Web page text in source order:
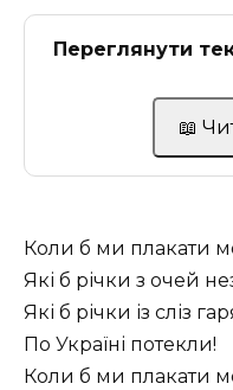
Переглянути
📖
Коли б ми плакати
Які б річки з очей
Які б річки із сліз
По Україні потекли!
Коли б ми плакати